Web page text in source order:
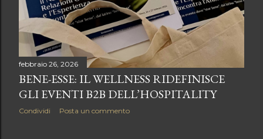
febbraio 26, 2026
BENE-ESSE: IL WELLNESS RIDEFINISCE
GLI EVENTI B2B DELL’HOSPITALITY
Condividi Posta un commento